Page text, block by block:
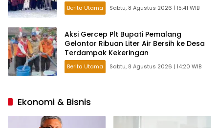
Berita Utama Sabtu, 8 Agustus 2026 | 15:41 WIB
Aksi Gercep Plt Bupati Pemalang
Gelontor Ribuan Liter Air Bersih ke Desa
Terdampak Kekeringan
Berita Utama Sabtu, 8 Agustus 2026 | 14:20 WIB
Ekonomi & Bisnis